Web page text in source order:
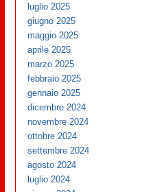
luglio 2025
giugno 2025
maggio 2025
aprile 2025
marzo 2025
febbraio 2025
gennaio 2025
dicembre 2024
novembre 2024
ottobre 2024
settembre 2024
agosto 2024
luglio 2024